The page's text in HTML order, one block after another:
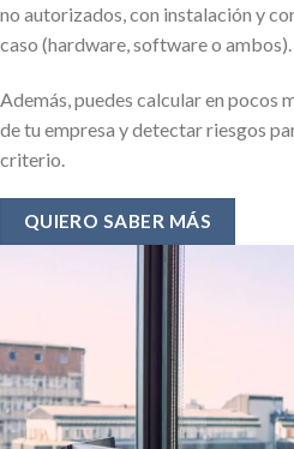
no autorizados, con instalación y
caso (hardware, software o ambos).
Además, puedes calcular en pocos
de tu empresa y detectar riesgos
criterio.
QUIERO SABER MÁS